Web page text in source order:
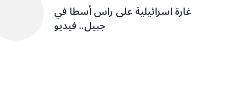
غارة اسرائيلية على راس أسطا في
جبيل.. فيديو